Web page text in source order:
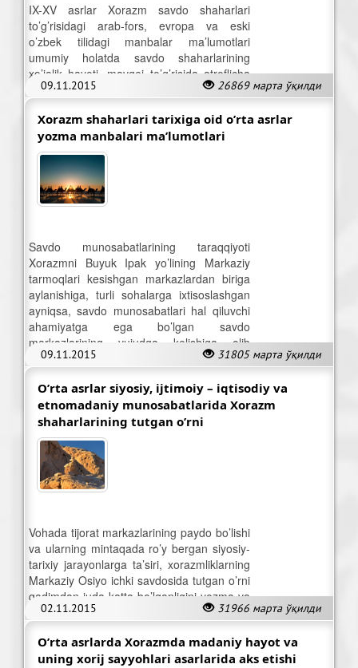
09.11.2015 26869 марта ўқилди
IX-XV asrlar Xorazm savdo shaharlari
to’g’risidagi arab-fors, evropa va eski
o’zbek tilidagi manbalar ma’lumotlari
umumiy holatda savdo shaharlarining
xo’jalik hayoti, mavqei to’g’risida atroflicha
ma’lumotlar bera olmaydi.
Xorazm shaharlari tarixiga oid o’rta asrlar
yozma manbalari ma’lumotlari
09.11.2015 31805 марта ўқилди
Savdo munosabatlarining taraqqiyoti
Xorazmni Buyuk Ipak yo’lining Markaziy
tarmoqlari kesishgan markazlardan biriga
aylanishiga, turli sohalarga ixtisoslashgan
ayniqsa, savdo munosabatlari hal qiluvchi
ahamiyatga ega bo’lgan savdo
markazlarining vujudga kelishiga olib
kelgan.
O’rta asrlar siyosiy, ijtimoiy – iqtisodiy va
etnomadaniy munosabatlarida Xorazm
shaharlarining tutgan o’rni
02.11.2015 31966 марта ўқилди
Vohada tijorat markazlarining paydo bo’lishi
va ularning mintaqada ro’y bergan siyosiy-
tarixiy jarayonlarga ta’siri, xorazmliklarning
Markaziy Osiyo ichki savdosida tutgan o’rni
qadimdan juda katta bo’lganligini yozma va
arxeologik manbalar to’liq tasdiqlaydi
O’rta asrlarda Xorazmda madaniy hayot va
uning xorij sayyohlari asarlarida aks etishi